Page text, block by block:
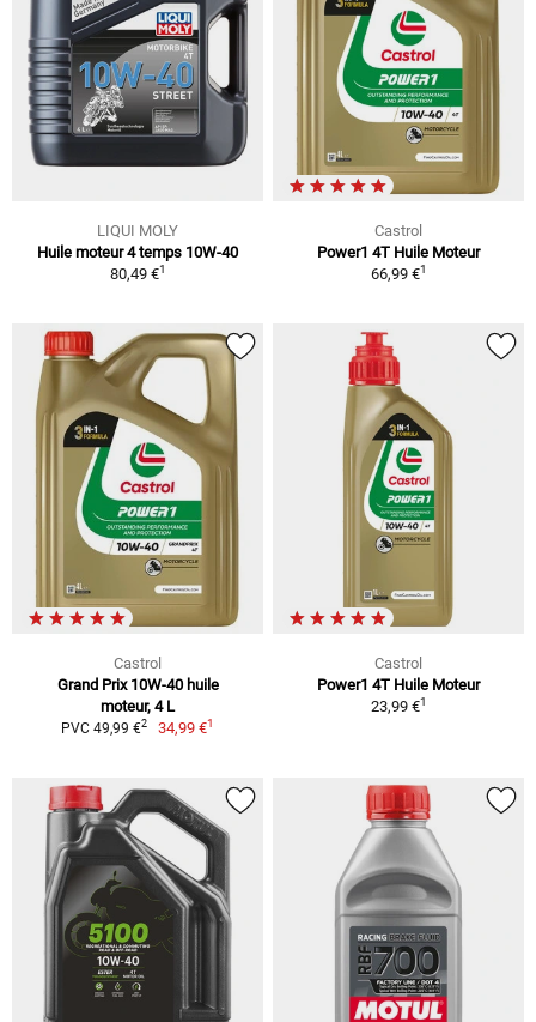
LIQUI MOLY
Huile moteur 4 temps 10W-40
80,49 €1
Castrol
Power1 4T Huile Moteur
66,99 €1
Castrol
Grand Prix 10W-40 huile
moteur, 4 L
PVC 49,99 €2 34,99 €1
Castrol
Power1 4T Huile Moteur
23,99 €1